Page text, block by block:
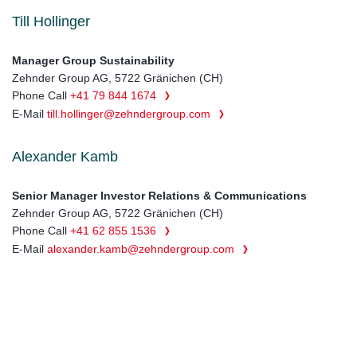
Till Hollinger
Manager Group Sustainability
Zehnder Group AG, 5722 Gränichen (CH)
Phone Call +41 79 844 1674
E-Mail till.hollinger@zehndergroup.com
Alexander Kamb
Senior Manager Investor Relations & Communications
Zehnder Group AG, 5722 Gränichen (CH)
Phone Call +41 62 855 1536
E-Mail alexander.kamb@zehndergroup.com